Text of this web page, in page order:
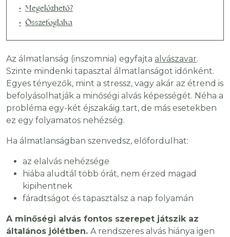
Megelőzhető?
Összefoglalva
Az álmatlanság (inszomnia) egyfajta alvászavar.
Szinte mindenki tapasztal álmatlanságot időnként.
Egyes tényezők, mint a stressz, vagy akár az étrend is
befolyásolhatják a minőségi alvás képességét. Néha a
probléma egy-két éjszakáig tart, de más esetekben
ez egy folyamatos nehézség.
Ha álmatlanságban szenvedsz, előfordulhat:
az elalvás nehézsége
hiába aludtál több órát, nem érzed magad
kipihentnek
fáradtságot és tapasztalsz a nap folyamán
A minőségi alvás fontos szerepet játszik az
általános jólétben. A rendszeres alvás hiánya igen